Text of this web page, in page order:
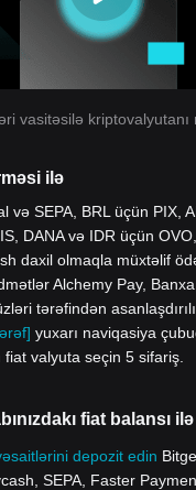
vasitəsilə
ilə
və SEPA, BRL üçün PIX,
DANA və IDR üçün
daxil olmaqla müxtəlif
Alchemy Pay,
tərəfindən
yuxarı naviqasiya
valyuta seçin 5 sifariş.
fiat balansı ilə
depozit edin
SEPA, Faster